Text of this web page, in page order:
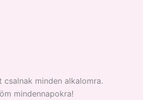
minden alkalomra.
mindennapokra!